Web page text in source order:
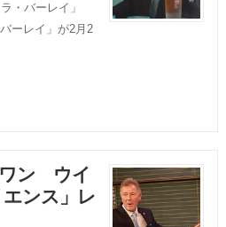
・バーレイ」
ーレイ」が2月2
ワン ウイ
ンス」レ